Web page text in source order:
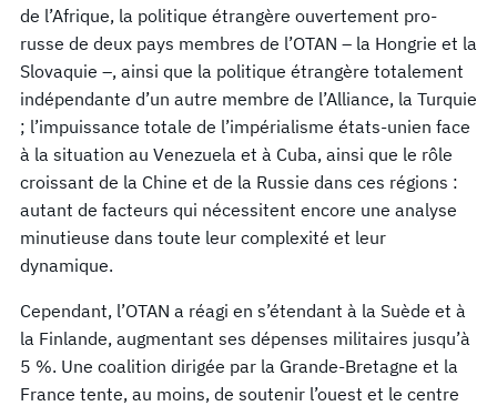
de l’Afrique, la politique étrangère ouvertement pro-
russe de deux pays membres de l’OTAN – la Hongrie et la
Slovaquie –, ainsi que la politique étrangère totalement
indépendante d’un autre membre de l’Alliance, la Turquie
; l’impuissance totale de l’impérialisme états-unien face
à la situation au Venezuela et à Cuba, ainsi que le rôle
croissant de la Chine et de la Russie dans ces régions :
autant de facteurs qui nécessitent encore une analyse
minutieuse dans toute leur complexité et leur
dynamique.
Cependant, l’OTAN a réagi en s’étendant à la Suède et à
la Finlande, augmentant ses dépenses militaires jusqu’à
5 %. Une coalition dirigée par la Grande-Bretagne et la
France tente, au moins, de soutenir l’ouest et le centre